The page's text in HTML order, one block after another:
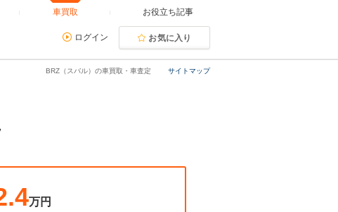
車買取 お役立ち記事
ログイン お気に入り
サイトマップ
BRZ（スバル）の車買取・車査定
万円